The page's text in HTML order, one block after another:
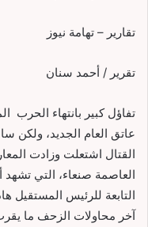
تقارير – تهامة نيوز
تقرير / أحمد سنان
تفاؤل كبير بانتهاء الحرب
عاتق العام الجديد، ولكن
القتال اشتعلت وزادت
العاصمة صنعاء، التي
التابعة للرئيس المستقيل